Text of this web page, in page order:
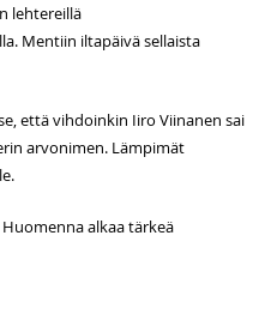
lehtereillä
Mentiin iltapäivä sellaista
että vihdoinkin Iiro Viinanen sai
arvonimen. Lämpimät
alkaa tärkeä